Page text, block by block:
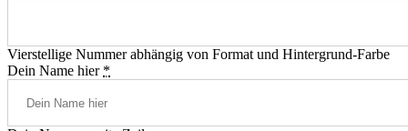
Vierstellige Nummer abhängig von Format und Hintergrund-Farbe
Dein Name hier *